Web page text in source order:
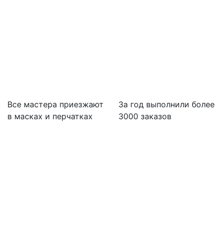
Все мастера приезжают
в масках и перчатках
За год выполнили более
3000 заказов